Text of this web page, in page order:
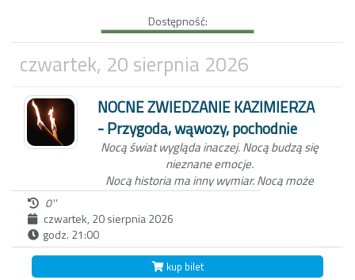
Kazimierza oraz wejdziemy z Tobą do
Wąwozu z korzeniami, wyłącznie przy
blasku pochodni. Czekamy na Ciebie o
zmierzchu, koło studni na kazimierskim
Rynku.
Dostępność:
czwartek, 20 sierpnia 2026
NOCNE ZWIEDZANIE KAZIMIERZA
- Przygoda, wąwozy, pochodnie
Nocą świat wygląda inaczej.Nocą budzą się
nieznane emocje.
Nocą historia ma inny wymiar.Nocą może
zdarzyć się wszystko...
Niezwykła nocna wycieczka po Kazimierzu
Dolnym to nie tylko spacer z przewodnikiem
po Miasteczku. W ten wieczór, zabierzemy
0''
czwartek, 20 sierpnia 2026
godz. 21:00
kup bilet